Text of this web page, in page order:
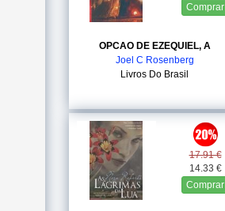
Comprar
OPCAO DE EZEQUIEL, A
Joel C Rosenberg
Livros Do Brasil
17.91 €
14.33 €
Comprar